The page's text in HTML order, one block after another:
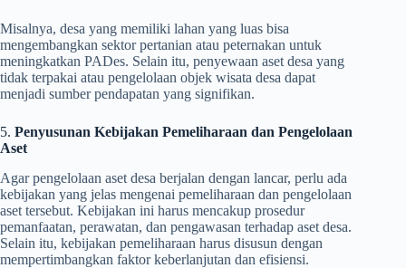
Misalnya, desa yang memiliki lahan yang luas bisa
mengembangkan sektor pertanian atau peternakan untuk
meningkatkan PADes. Selain itu, penyewaan aset desa yang
tidak terpakai atau pengelolaan objek wisata desa dapat
menjadi sumber pendapatan yang signifikan.
5. Penyusunan Kebijakan Pemeliharaan dan Pengelolaan
Aset
Agar pengelolaan aset desa berjalan dengan lancar, perlu ada
kebijakan yang jelas mengenai pemeliharaan dan pengelolaan
aset tersebut. Kebijakan ini harus mencakup prosedur
pemanfaatan, perawatan, dan pengawasan terhadap aset desa.
Selain itu, kebijakan pemeliharaan harus disusun dengan
mempertimbangkan faktor keberlanjutan dan efisiensi.